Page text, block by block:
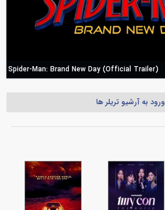
Spider-Man: Brand New Day (Official Trailer)
ورود به آرشیو تریلر ها